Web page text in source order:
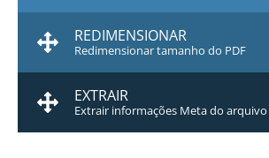
REDIMENSIONAR
Redimensionar tamanho do PDF
EXTRAIR
Extrair informações Meta do arquivo